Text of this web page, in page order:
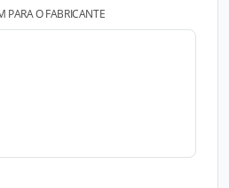
PARA O FABRICANTE